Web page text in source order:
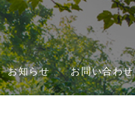
お知らせ お問い合わせ